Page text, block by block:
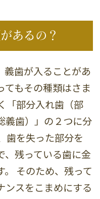
あるの？
義歯が入ることがあ
てもその種類はさま
「部分入れ歯（部
義歯）」の２つに分
歯を失った部分を
、残っている歯に金
そのため、残って
ンスをこまめにする